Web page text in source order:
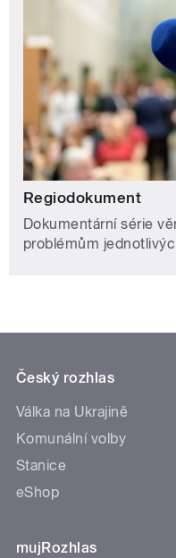
Regiodokument
Dokumentární série
problémům
Český rozhlas
Válka na Ukrajině
Komunální volby
Stanice
eShop
mujRozhlas